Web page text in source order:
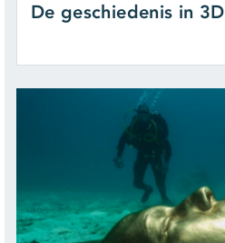
De geschiedenis in 3D